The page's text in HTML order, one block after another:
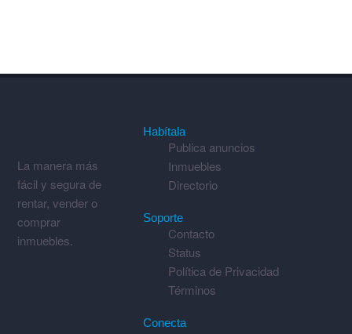
La manera más
fácil y segura de
rentar, vender o
comprar
inmuebles.
Habítala
Publica anuncios
Inmuebles
Directorio
Soporte
Contacto
Status
Política de Privacidad
Términos
Conecta